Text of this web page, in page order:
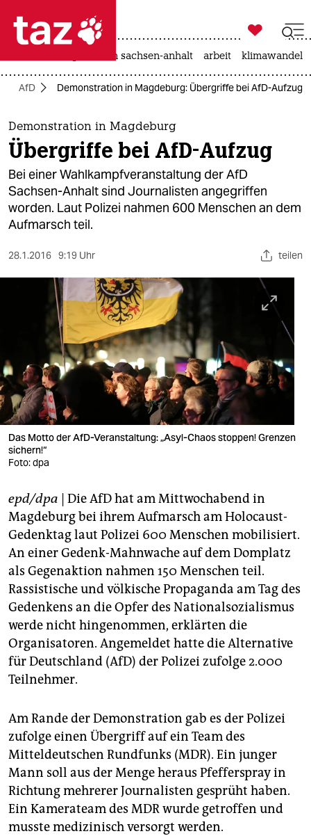
 taz zahl ich
taz zahl ich
themen
politik
öko
gesellschaft
kultur
sport
wahrheit
verlag
verlag
veranstaltungen
fragen & hilfe
unterstützen
abo
genossenschaft
epaper login

taz zahl ich
landtagswahl in sachsen-anhalt arbeit klimawandel
AfD Demonstration in Magdeburg: Übergriffe bei AfD-Aufzug
Demonstration in Magdeburg
Übergriffe bei AfD-Aufzug
Bei einer Wahlkampfveranstaltung der AfD
Sachsen-Anhalt sind Journalisten angegriffen
worden. Laut Polizei nahmen 600 Menschen an dem
Aufmarsch teil.
28.1.2016 9:19 Uhr teilen
Das Motto der AfD-Veranstaltung: „Asyl-Chaos stoppen! Grenzen
sichern!“
Foto: dpa
epd/dpa | Die AfD hat am Mittwochabend in
Magdeburg bei ihrem Aufmarsch am Holocaust-
Gedenktag laut Polizei 600 Menschen mobilisiert.
An einer Gedenk-Mahnwache auf dem Domplatz
als Gegenaktion nahmen 150 Menschen teil.
Rassistische und völkische Propaganda am Tag des
Gedenkens an die Opfer des Nationalsozialismus
werde nicht hingenommen, erklärten die
Organisatoren. Angemeldet hatte die Alternative
für Deutschland (AfD) der Polizei zufolge 2.000
Teilnehmer.
Am Rande der Demonstration gab es der Polizei
zufolge einen Übergriff auf ein Team des
Mitteldeutschen Rundfunks (MDR). Ein junger
Mann soll aus der Menge heraus Pfefferspray in
Richtung mehrerer Journalisten gesprüht haben.
Ein Kamerateam des MDR wurde getroffen und
musste medizinisch versorgt werden.